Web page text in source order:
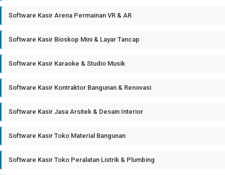
Software Kasir Arena Permainan VR & AR
Software Kasir Bioskop Mini & Layar Tancap
Software Kasir Karaoke & Studio Musik
Software Kasir Kontraktor Bangunan & Renovasi
Software Kasir Jasa Arsitek & Desain Interior
Software Kasir Toko Material Bangunan
Software Kasir Toko Peralatan Listrik & Plumbing